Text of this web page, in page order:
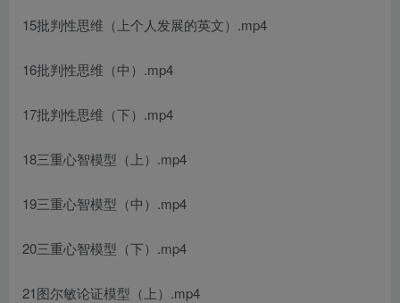
15批判性思维（上个人发展的英文）.mp4
16批判性思维（中）.mp4
17批判性思维（下）.mp4
18三重心智模型（上）.mp4
19三重心智模型（中）.mp4
20三重心智模型（下）.mp4
21图尔敏论证模型（上）.mp4